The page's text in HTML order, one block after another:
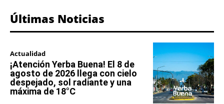
Últimas Noticias
Actualidad
¡Atención Yerba Buena! El 8 de
agosto de 2026 llega con cielo
despejado, sol radiante y una
máxima de 18°C